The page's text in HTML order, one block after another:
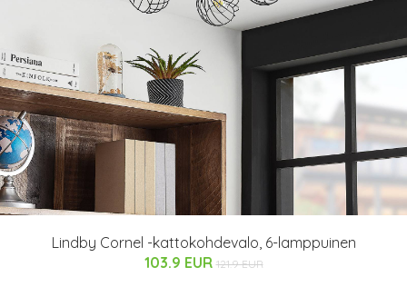
Lindby Cornel -kattokohdevalo, 6-lamppuinen
103.9 EUR 121.9 EUR